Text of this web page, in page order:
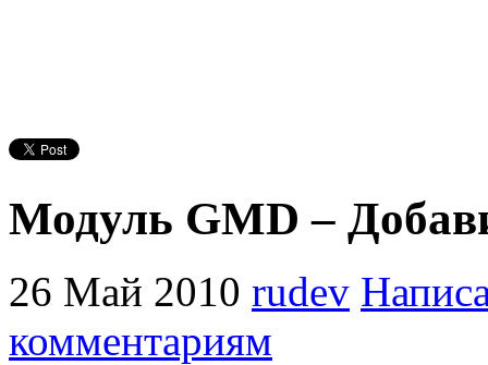
Модуль GMD –
26 Май 2010 rudev
комментариям